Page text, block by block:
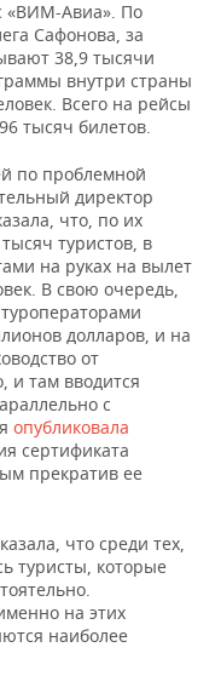
«ВИМ-Авиа». По
Сафонова, за
38,9 тысячи
внутри страны
Всего на рейсы
тысяч билетов.
по проблемной
директор
что, по их
туристов, в
на руках на вылет
В свою очередь,
долларов, и на
от
и там вводится
с
опубликовала
сертификата
прекратив ее
что среди тех,
туристы, которые
на этих
наиболее